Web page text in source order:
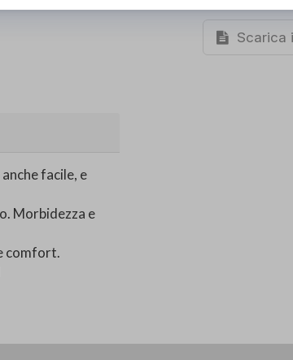
Scarica
facile, e
Morbidezza e
comfort.